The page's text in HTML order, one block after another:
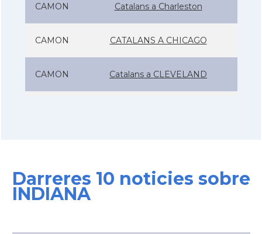
CAMON Catalans a Charleston
CAMON CATALANS A CHICAGO
CAMON Catalans a CLEVELAND
CAMON Catalans a CONNECTICUT
Darreres 10 noticies sobre
INDIANA